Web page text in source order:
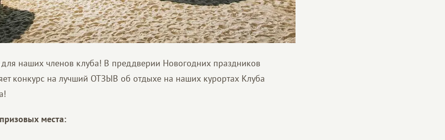
для наших членов клуба! В преддверии Новогодних праздников
конкурс на лучший ОТЗЫВ об отдыхе на наших курортах Клуба
места: